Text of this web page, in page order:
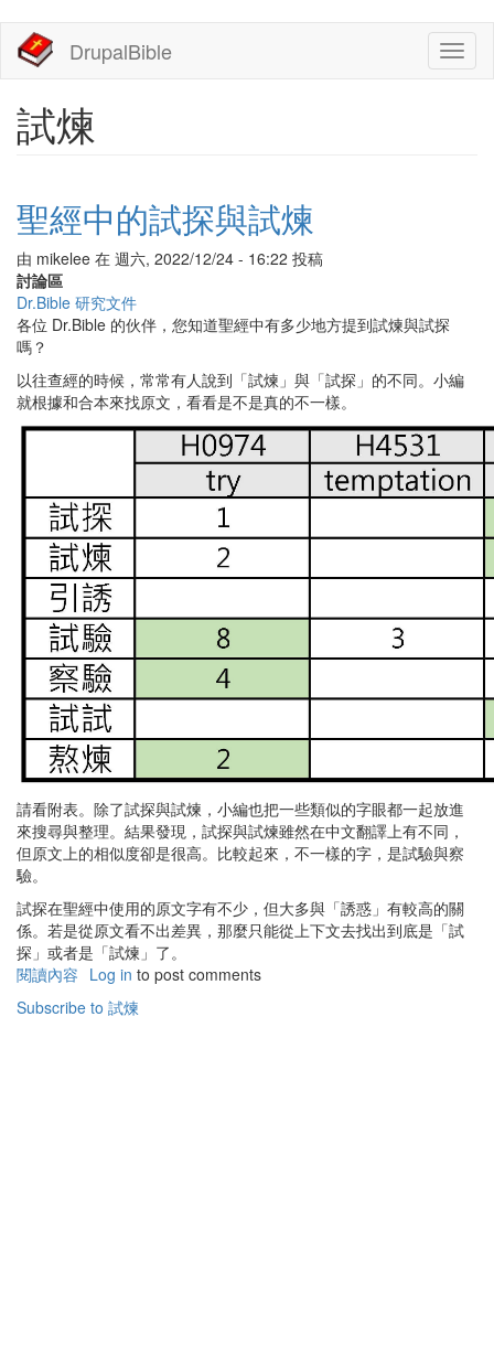
主
DrupalBible
試煉
聖經中的試探與試煉
由 mikelee 在 週六, 2022/12/24 - 16:22 投稿
討論區
Dr.Bible 研究文件
各位 Dr.Bible 的伙伴，您知道聖經中有多少地方提到試煉與試探
嗎？
以往查經的時候，常常有人說到「試煉」與「試探」的不同。小編
就根據和合本來找原文，看看是不是真的不一樣。
請看附表。除了試探與試煉，小編也把一些類似的字眼都一起放進
來搜尋與整理。結果發現，試探與試煉雖然在中文翻譯上有不同，
但原文上的相似度卻是很高。比較起來，不一樣的字，是試驗與察
驗。
試探在聖經中使用的原文字有不少，但大多與「誘惑」有較高的關
係。若是從原文看不出差異，那麼只能從上下文去找出到底是「試
探」或者是「試煉」了。
閱讀內容 有
聖
Log in to post comments
Subscribe to 試煉